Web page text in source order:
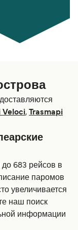
Veloci,
Trasmapi
683 рейсов в
паромов
увеличивается
наш поиск
информации